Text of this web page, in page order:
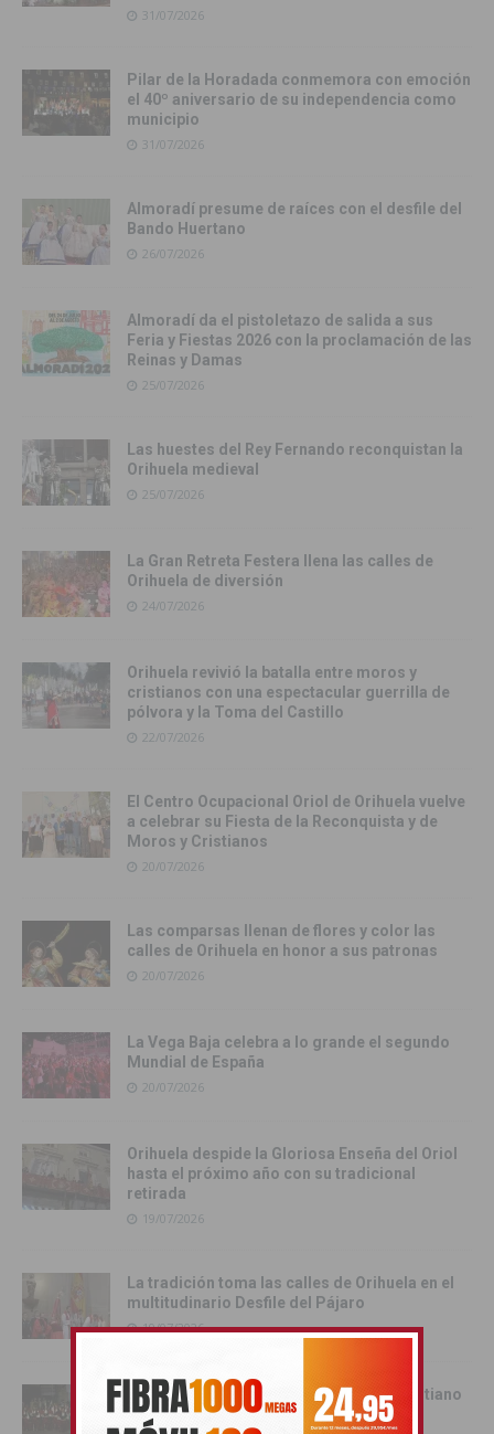
31/07/2026
Pilar de la Horadada conmemora con emoción
el 40º aniversario de su independencia como
municipio
31/07/2026
Almoradí presume de raíces con el desfile del
Bando Huertano
26/07/2026
Almoradí da el pistoletazo de salida a sus
Feria y Fiestas 2026 con la proclamación de las
Reinas y Damas
25/07/2026
Las huestes del Rey Fernando reconquistan la
Orihuela medieval
25/07/2026
La Gran Retreta Festera llena las calles de
Orihuela de diversión
24/07/2026
Orihuela revivió la batalla entre moros y
cristianos con una espectacular guerrilla de
pólvora y la Toma del Castillo
22/07/2026
El Centro Ocupacional Oriol de Orihuela vuelve
a celebrar su Fiesta de la Reconquista y de
Moros y Cristianos
20/07/2026
Las comparsas llenan de flores y color las
calles de Orihuela en honor a sus patronas
20/07/2026
La Vega Baja celebra a lo grande el segundo
Mundial de España
20/07/2026
Orihuela despide la Gloriosa Enseña del Oriol
hasta el próximo año con su tradicional
retirada
19/07/2026
La tradición toma las calles de Orihuela en el
multitudinario Desfile del Pájaro
19/07/2026
Cox se rinde al esplendor del Bando Cristiano
18/07/2026